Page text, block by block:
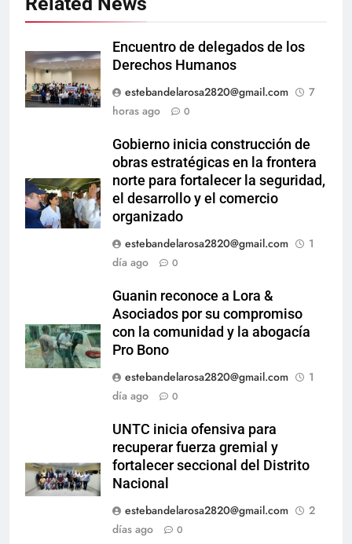
Encuentro de delegados de los
Derechos Humanos
estebandelarosa2820@gmail.com
7
horas ago
0
Gobierno inicia construcción de
obras estratégicas en la frontera
norte para fortalecer la seguridad,
el desarrollo y el comercio
organizado
estebandelarosa2820@gmail.com
1
día ago
0
Guanin reconoce a Lora &
Asociados por su compromiso
con la comunidad y la abogacía
Pro Bono
estebandelarosa2820@gmail.com
1
día ago
0
UNTC inicia ofensiva para
recuperar fuerza gremial y
fortalecer seccional del Distrito
Nacional
estebandelarosa2820@gmail.com
2
días ago
0